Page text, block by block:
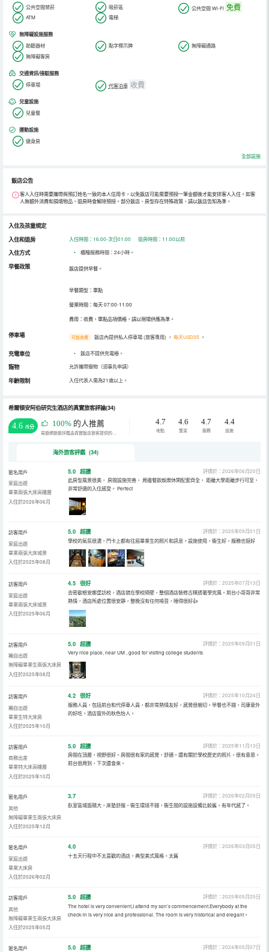
公共空間禁菸 吸菸區 公共空間 Wi-Fi 免費
ATM 電梯
無障礙設施服務
助聽器材 點字標示牌
無障礙通路
無障礙客房
交通資訊/接駁服務
停車場 代客泊車 收費
兒童設施
兒童餐
運動設施
健身房
全部設施
飯店公告
客人入住時需要攜帶與預訂姓名一致的本人信用卡，以免飯店可能需要預授一筆金額後才能安排客人入住。如客
人無額外消費和損壞物品，退房時會解除預授。部分飯店、房型存在特殊政策，請以飯店告知為準。
入住及孩童規定
入住和退房
入住時間：16:00-次日01:00 退房時間：11:00以前
入住方式 • 櫃檯服務時間：24小時。
早餐政策 飯店提供早餐。
早餐類型：單點
營業時間：每天 07:00-11:00
費用：收費，單點品項價格，請以現場供應為準。
停車場 可能收費 飯店內提供私人停車場 (旅客專用) ， 每天USD35 。
充電車位 • 飯店不提供充電樁。
寵物 允許攜帶寵物（須事先申請）
年齡限制 入住代表人需為21歲以上。
希爾頓安阿伯研究生酒店的真實旅客評論(34)
4.6 /5分 100% 的人推薦
易遊網旅遊評鑑由真實飯店旅客提供的評鑑。
4.7
地點
4.6
整潔
4.7
服務
4.4
設施
海外旅客評鑑 (34)
匿名用戶
家庭出遊
畢業兩張大床高樓層
入住於2026年06月
5.0 超讚
評價於：2026年06月20日
此房型風景很美， 房間設施完善， 周邊餐飲娛樂休閑配套齊全， 距離大學距離步行可至，
非常舒適的入住感受。 Perfect
訪客用戶
家庭出遊
畢業兩張大床城景
入住於2025年08月
5.0 超讚
評價於：2025年09月01日
學校的氣氛很濃，門卡上都有往屆畢業生的照片和訊息。設施使用，衞生好，服務也挺好
訪客用戶
家庭出遊
畢業兩張大床城景
入住於2025年06月
4.5 很好
評價於：2025年07月13日
去密歇根安娜堡訪校，酒店就在學校隔壁，整個酒店裝修古樸透著學究風。前台小哥哥非常
熱情，酒店所處位置很安靜，整晚沒有任何噪音，睡得很好👍
訪客用戶
獨自出遊
無障礙畢業生兩張大床房
入住於2025年08月
5.0 超讚
評價於：2025年09月01日
Very nice place, near UM , good for visiting college students
訪客用戶
獨自出遊
畢業生特大床房
入住於2025年10月
4.2 很好
評價於：2025年10月24日
服務人員，包括前台和代停車人員，都非常熱情友好，感覺很親切。早餐也不錯，司康意外
的好吃。酒店窗外的秋色怡人。
訪客用戶
商務出差
畢業特大床高樓層
入住於2025年10月
5.0 超讚
評價於：2025年11月13日
房間在頂層，視野很好。房間很有家的感覺，舒適。還有關於學校歷史的照片，很有意思。
前台很周到，下次還會來。
匿名用戶
其他
無障礙畢業生兩張大床房
入住於2025年12月
3.7
評價於：2026年02月05日
臥室區域面積大，床墊舒服，衞生環境不錯，衞生間的設施設備比較舊，有年代感了。
匿名用戶
家庭出遊
畢業大床房
入住於2026年02月
4.0
評價於：2026年03月05日
十五天行程中不太喜歡的酒店，典型美式風格。太舊
訪客用戶
其他
無障礙畢業生兩張大床房
入住於2025年05月
5.0 超讚
評價於：2025年05月25日
The hotel is very convenient,I attend my son’s commencement.Everybody at the
check-in is very nice and professional. The room is very historical and elegant。
匿名用戶
5.0 超讚
評價於：2024年05月07日